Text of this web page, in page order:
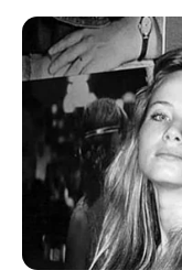
HOME
INSPIRASI
STYLE
FILM &
SERIES
NGAKAK
QUOTES
HYPE
MORE